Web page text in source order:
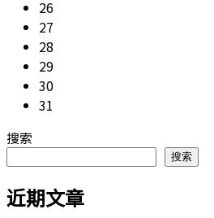
26
27
28
29
30
31
搜索
搜索
近期文章